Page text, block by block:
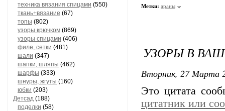
техника вязания спицами (550)
ткань+вязание (67)
топы (802)
узоры крючком (869)
узоры спицами (406)
филе, сетки (481)
шали (347)
шапки, шляпы (462)
шарфы (333)
шнуры, жгуты (160)
юбки (203)
Детсад (188)
поделки (58)
Метки: араны
УЗОРЫ В
Вторник, 27 Марта
Это цитата
цитатник или